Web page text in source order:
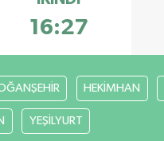
16:27
HEKİMHAN
YEŞİLYURT